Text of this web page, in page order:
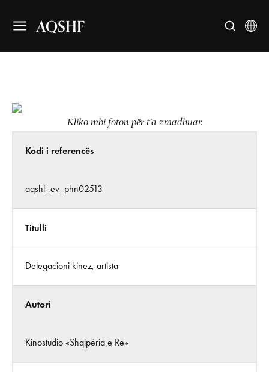
AQSHF
Kliko mbi foton për t’a zmadhuar.
Kodi i referencës
aqshf_ev_phn02513
Titulli
Delegacioni kinez, artista
Autori
Kinostudio «Shqipëria e Re»